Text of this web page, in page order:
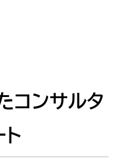
コンサルタ